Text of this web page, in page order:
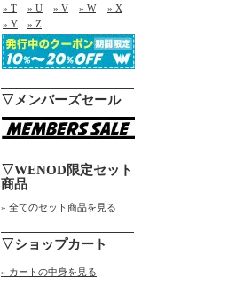
» T
» U » V » W
» X
» Y
» Z
▽メンバーズセール
▽WENOD限定セット
商品
» 全てのセット商品を見る
▽ショップカート
» カートの中身を見る